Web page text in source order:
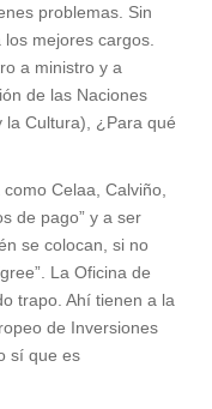
problemas. Sin
mejores cargos.
a ministro y a
de las Naciones
la Cultura), ¿Para qué
Celaa, Calviño,
de pago” y a ser
se colocan, si no
La Oficina de
trapo. Ahí tienen a la
de Inversiones
sí que es